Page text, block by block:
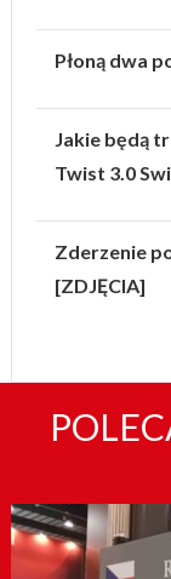
Płoną dwa
Jakie będą
Twist 3.0
Zderzenie
[ZDJĘCIA]